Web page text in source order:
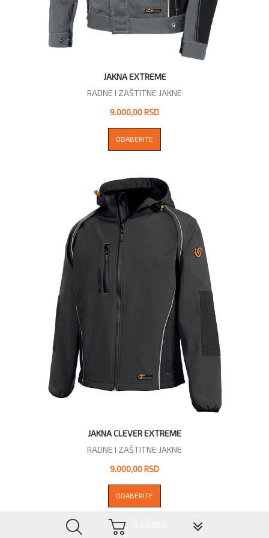
JAKNA EXTREME
RADNE I ZAŠTITNE JAKNE
9.000,00 RSD
ODABERITE
JAKNA CLEVER EXTREME
RADNE I ZAŠTITNE JAKNE
9.000,00 RSD
ODABERITE
▼